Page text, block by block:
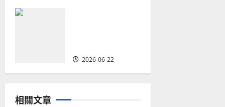
2026-06-22
相關文章